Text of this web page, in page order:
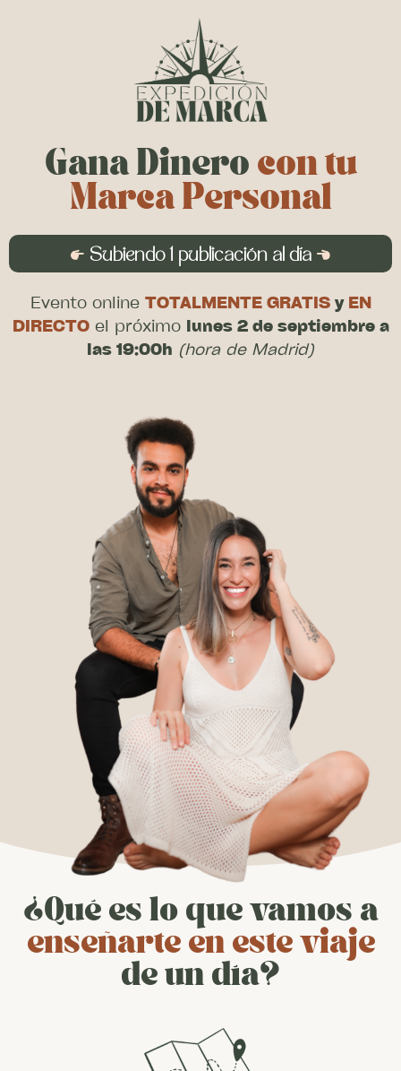
Gana Dinero con tu
Marca Personal
Subiendo 1 publicación al día
Evento online TOTALMENTE GRATISy EN
DIRECTOel próximo lunes 2 de septiembre a
las 19:00h (hora de Madrid)
¿Qué es lo que vamos a
enseñarte en este viaje
de un día?